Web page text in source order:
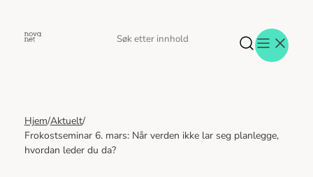
Aktuelt
Eventer
Søk
Søk
Hjem/Aktuelt/
Frokostseminar 6. mars: Når verden ikke lar seg planlegge,
hvordan leder du da?